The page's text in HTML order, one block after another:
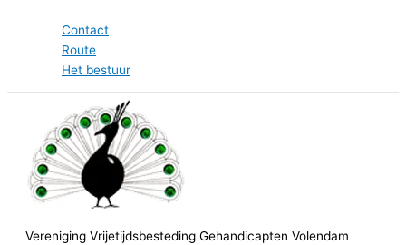
Contact
Route
Het bestuur
Vereniging Vrijetijdsbesteding Gehandicapten Volendam